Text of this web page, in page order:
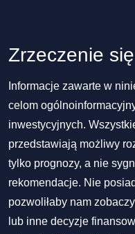
Zrzeczenie
Informacje zawarte w
celom
inwestycyjnych.
przedstawiają możliwy
tylko prognozy, a nie
rekomendacje. Nie
pozwoliłaby nam
lub inne decyzje